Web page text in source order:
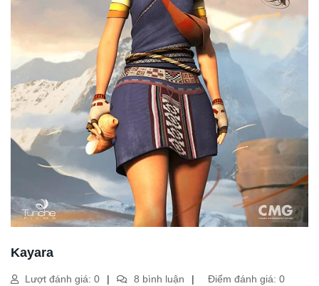
Kayara
Lượt đánh giá: 0 8 bình luận Điểm đánh giá: 0